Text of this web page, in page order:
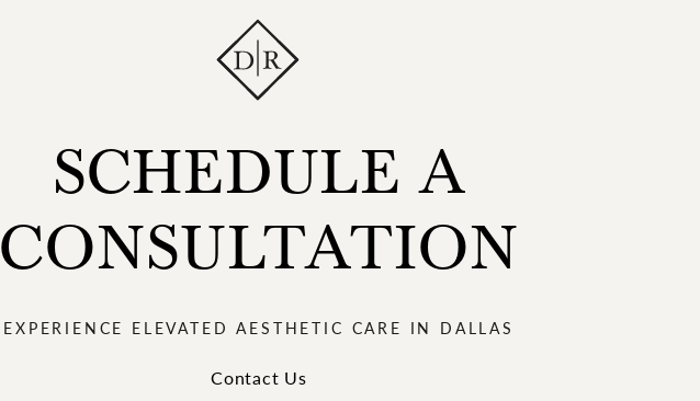
SCHEDULE A
CONSULTATION
EXPERIENCE ELEVATED AESTHETIC CARE IN DALLAS
Contact Us